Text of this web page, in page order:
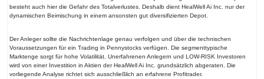
besteht auch hier die Gefahr des Totalverlustes. Deshalb dient HealWell Ai Inc. nur der
dynamischen Beimischung in einem ansonsten gut diversifizierten Depot.
Der Anleger sollte die Nachrichtenlage genau verfolgen und über die technischen
Voraussetzungen für ein Trading in Pennystocks verfügen. Die segmenttypische
Marktenge sorgt für hohe Volatilität. Unerfahrenen Anlegern und LOW-RISK Investoren
wird von einer Investition in Aktien der HealWell Ai Inc. grundsätzlich abgeraten. Die
vorliegende Analyse richtet sich ausschließlich an erfahrene Profitrader.